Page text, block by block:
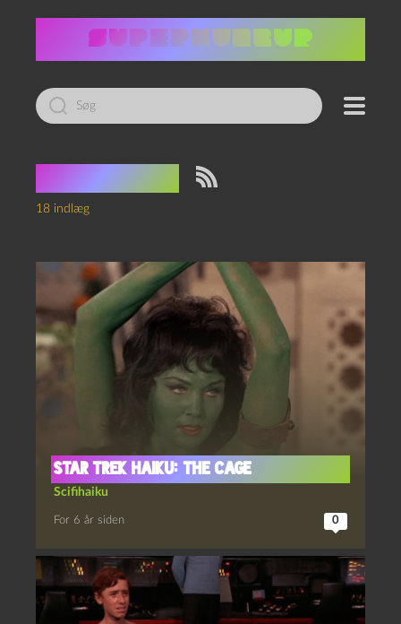
Led
efter:
haiku
18 indlæg
Star Trek haiku: The Cage
Scifihaiku
For 6 år siden 0